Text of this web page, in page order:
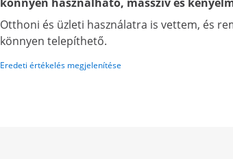
Otthoni és üzleti használatra is vettem, és
könnyen telepíthető.
Eredeti értékelés megjelenítése